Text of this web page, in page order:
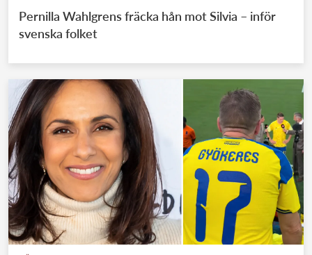
Pernilla Wahlgrens fräcka hån mot Silvia – inför
svenska folket